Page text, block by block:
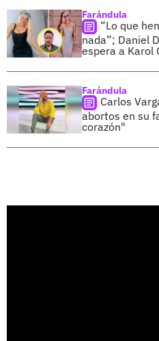
Farándula
“Lo que
nada”; Daniel
espera a Karol
Farándula
Carlos
abortos en su
corazón"